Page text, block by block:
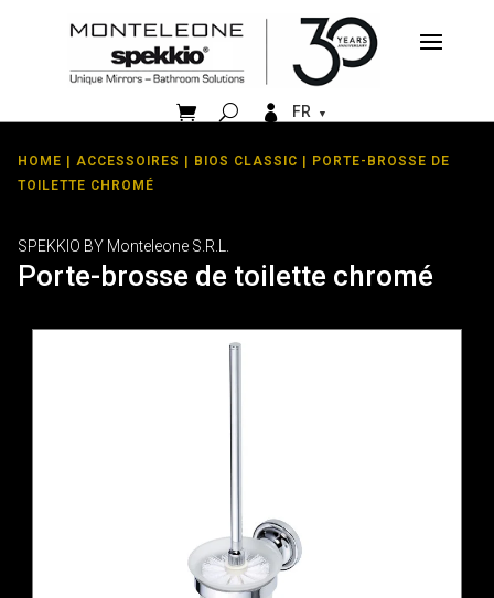
  FR
HOME | ACCESSOIRES | BIOS CLASSIC | PORTE-BROSSE DE
TOILETTE CHROMÉ
SPEKKIO BY Monteleone S.R.L.
Porte-brosse de toilette chromé